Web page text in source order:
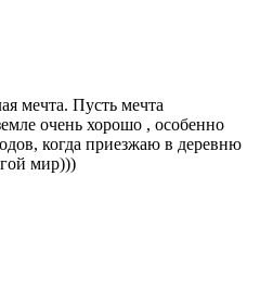
мечта. Пусть мечта
очень хорошо , особенно
когда приезжаю в деревню
мир)))